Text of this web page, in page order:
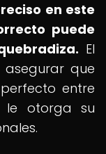
en este
puede
El
que
entre
le otorga su